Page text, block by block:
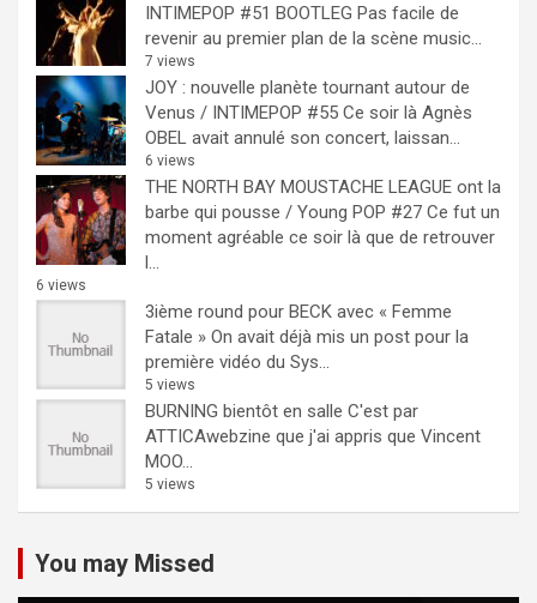
INTIMEPOP #51 BOOTLEG Pas facile de
revenir au premier plan de la scène music...
7 views
JOY : nouvelle planète tournant autour de
Venus / INTIMEPOP #55 Ce soir là Agnès
OBEL avait annulé son concert, laissan...
6 views
THE NORTH BAY MOUSTACHE LEAGUE ont la
barbe qui pousse / Young POP #27 Ce fut un
moment agréable ce soir là que de retrouver
l...
6 views
3ième round pour BECK avec « Femme
Fatale » On avait déjà mis un post pour la
première vidéo du Sys...
5 views
BURNING bientôt en salle C'est par
ATTICAwebzine que j'ai appris que Vincent
MOO...
5 views
You may Missed